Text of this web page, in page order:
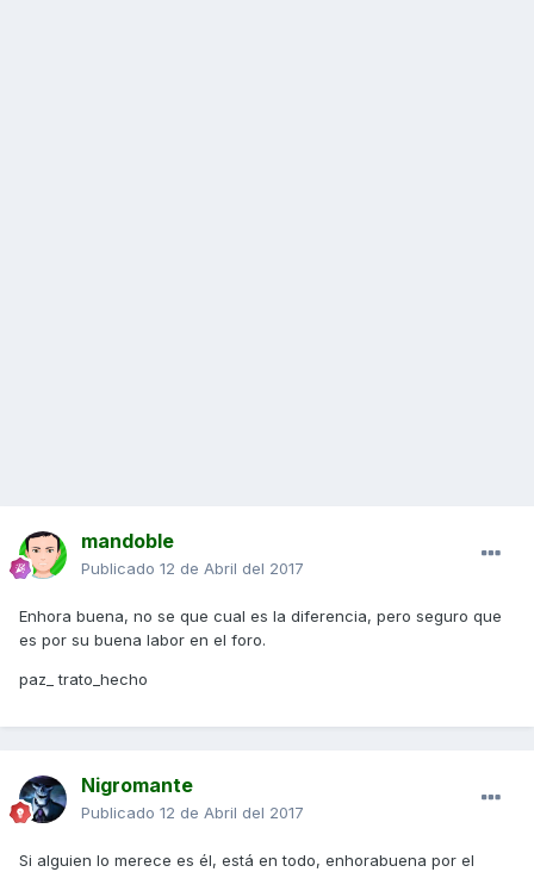
mandoble
Publicado 12 de Abril del 2017
Enhora buena, no se que cual es la diferencia, pero seguro que
es por su buena labor en el foro.
paz_ trato_hecho
Nigromante
Publicado 12 de Abril del 2017
Si alguien lo merece es él, está en todo, enhorabuena por el